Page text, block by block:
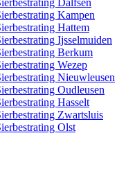
Dalfsen
Kampen
Hattem
Ijsselmuiden
Berkum
Wezep
Nieuwleusen
Oudleusen
Hasselt
Zwartsluis
Olst